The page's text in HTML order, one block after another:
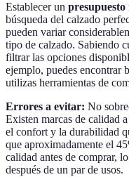
Establecer un presupuesto
búsqueda del calzado
pueden variar
tipo de calzado. Sabiendo
filtrar las opciones
ejemplo, puedes encontrar
utilizas herramientas de
Errores a evitar: No
Existen marcas de calidad
el confort y la durabilidad
que aproximadamente el
calidad antes de comprar,
después de un par de usos.